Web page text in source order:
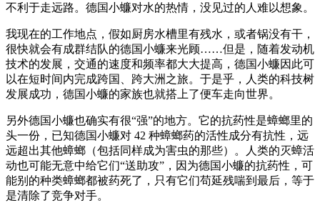
不利于走远路。德国小蠊对水的热情，没见过的人难以想象。
我现在的工作地点，假如厨房水槽里有残水，或者锅没有干，
很快就会有成群结队的德国小蠊来光顾……但是，随着发动机
技术的发展，交通的速度和频率都大大提高，德国小蠊因此可
以在短时间内完成跨国、跨大洲之旅。于是乎，人类的科技树
发展成功，德国小蠊的家族也就搭上了便车走向世界。
另外德国小蠊也确实有很“强”的地方。它的抗药性是蟑螂里的
头一份，已知德国小蠊对 42 种蟑螂药的活性成分有抗性，远
远超出其他蟑螂（包括同样成为害虫的那些）。人类的灭蟑活
动也可能无意中给它们“送助攻”，因为德国小蠊的抗药性，可
能别的种类蟑螂都被药死了，只有它们苟延残喘到最后，等于
是清除了竞争对手。